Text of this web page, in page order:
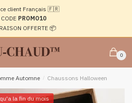
client Français 🇫🇷
PROMO10
OFFERTE 📦
0
Automne / Chaussons Halloween
la fin du mois